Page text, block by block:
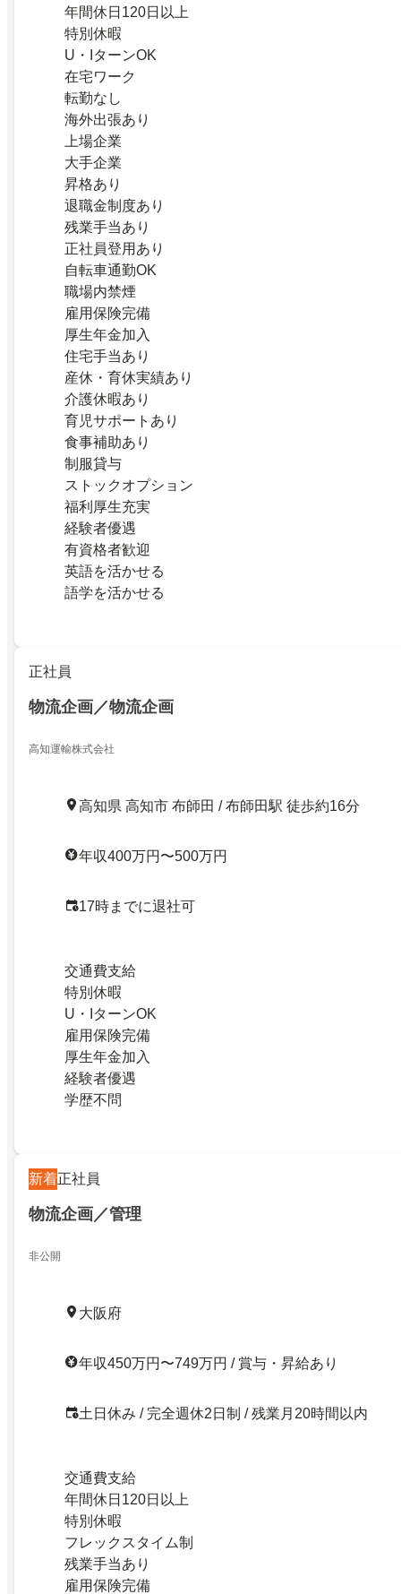
年間休日120日以上
特別休暇
U・IターンOK
在宅ワーク
転勤なし
海外出張あり
上場企業
大手企業
昇格あり
退職金制度あり
残業手当あり
正社員登用あり
自転車通勤OK
職場内禁煙
雇用保険完備
厚生年金加入
住宅手当あり
産休・育休実績あり
介護休暇あり
育児サポートあり
食事補助あり
制服貸与
ストックオプション
福利厚生充実
経験者優遇
有資格者歓迎
英語を活かせる
語学を活かせる
正社員
物流企画／物流企画
高知運輸株式会社
高知県 高知市 布師田 / 布師田駅 徒歩約16分
年収400万円〜500万円
17時までに退社可
交通費支給
特別休暇
U・IターンOK
雇用保険完備
厚生年金加入
経験者優遇
学歴不問
新着正社員
物流企画／管理
非公開
大阪府
年収450万円〜749万円 / 賞与・昇給あり
土日休み / 完全週休2日制 / 残業月20時間以内
交通費支給
年間休日120日以上
特別休暇
フレックスタイム制
残業手当あり
雇用保険完備